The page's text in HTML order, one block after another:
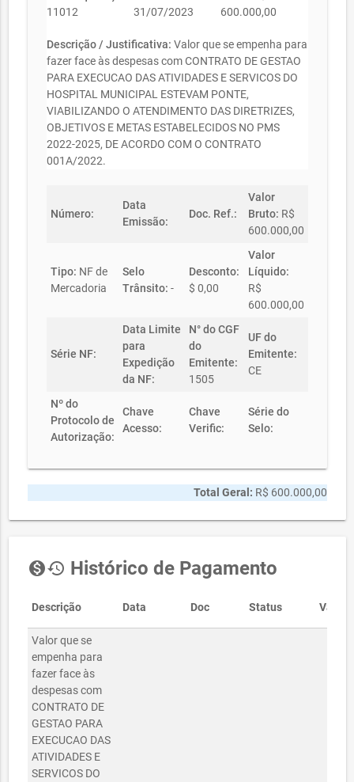
11012
31/07/2023
600.000,00
Descrição / Justificativa: Valor que se empenha para
fazer face às despesas com CONTRATO DE GESTAO
PARA EXECUCAO DAS ATIVIDADES E SERVICOS DO
HOSPITAL MUNICIPAL ESTEVAM PONTE,
VIABILIZANDO O ATENDIMENTO DAS DIRETRIZES,
OBJETIVOS E METAS ESTABELECIDOS NO PMS
2022-2025, DE ACORDO COM O CONTRATO
001A/2022.
Número:
Data
Emissão:
Doc. Ref.:
Valor
Bruto: R$
600.000,00
Tipo: NF de
Mercadoria
Selo
Trânsito: -
Desconto:
$ 0,00
Valor
Líquido:
R$
600.000,00
Série NF:
Data Limite
para
Expedição
da NF:
N° do CGF
do
Emitente:
1505
UF do
Emitente:
CE
Nº do
Protocolo de
Autorização:
Chave
Acesso:
Chave
Verific:
Série do
Selo:
Total Geral: R$ 600.000,00
monetization_onhistory Histórico de Pagamento
Descrição Data Doc Status Valor
Valor que se
empenha para
fazer face às
despesas com
CONTRATO DE
GESTAO PARA
EXECUCAO DAS
ATIVIDADES E
SERVICOS DO